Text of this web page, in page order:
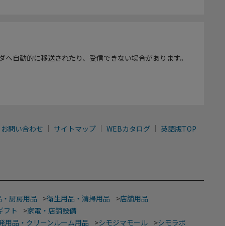
自動的に移送されたり、受信できない場合があります。
お問い合わせ サイトマップ WEBカタログ 英語版TOP
厨房用品 >衛生用品・清掃用品 >店舗用品
フト
>家電・店舗設備
用品・クリーンルーム用品
>シモジマモール >シモラボ